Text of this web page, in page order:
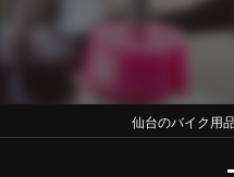
仙台のバイク用